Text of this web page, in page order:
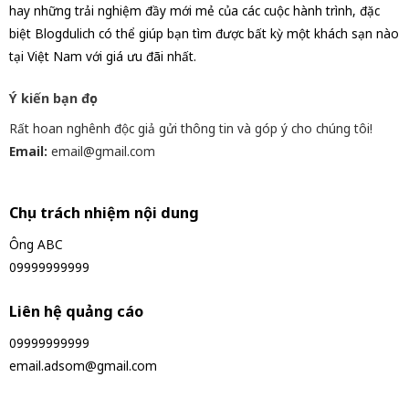
hay những trải nghiệm đầy mới mẻ của các cuộc hành trình, đặc
biệt Blogdulich có thể giúp bạn tìm được bất kỳ một khách sạn nào
tại Việt Nam với giá ưu đãi nhất.
Ý kiến bạn đọc
Rất hoan nghênh độc giả gửi thông tin và góp ý cho chúng tôi!
Email: email@gmail.com
Chịu trách nhiệm nội dung
Ông ABC
09999999999
Liên hệ quảng cáo
09999999999
email.adsom@gmail.com